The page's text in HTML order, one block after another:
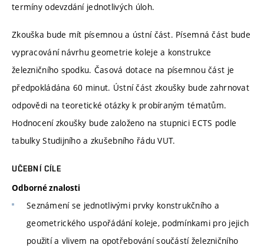
termíny odevzdání jednotlivých úloh.
Zkouška bude mít písemnou a ústní část. Písemná část bude
vypracování návrhu geometrie koleje a konstrukce
železničního spodku. Časová dotace na písemnou část je
předpokládána 60 minut. Ústní část zkoušky bude zahrnovat
odpovědi na teoretické otázky k probíraným tématům.
Hodnocení zkoušky bude založeno na stupnici ECTS podle
tabulky Studijního a zkušebního řádu VUT.
UČEBNÍ CÍLE
Odborné znalosti
Seznámení se jednotlivými prvky konstrukčního a
geometrického uspořádání koleje, podmínkami pro jejich
použití a vlivem na opotřebování součástí železničního